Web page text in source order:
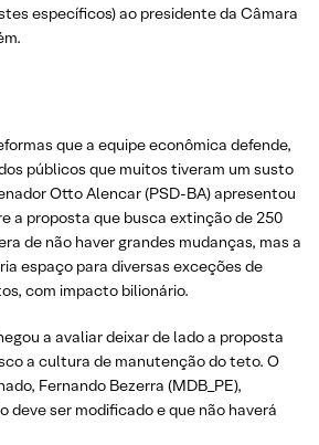
específicos) ao presidente da Câmara
que a equipe econômica defende,
públicos que muitos tiveram um susto
Otto Alencar (PSD-BA) apresentou
a proposta que busca extinção de 250
de não haver grandes mudanças, mas a
espaço para diversas exceções de
com impacto bilionário.
a avaliar deixar de lado a proposta
a cultura de manutenção do teto. O
Fernando Bezerra (MDB_PE),
deve ser modificado e que não haverá